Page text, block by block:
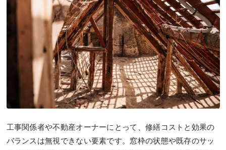
工事関係者や不動産オーナーにとって、修繕コストと効果の
バランスは無視できない要素です。窓枠の状態や既存のサッ